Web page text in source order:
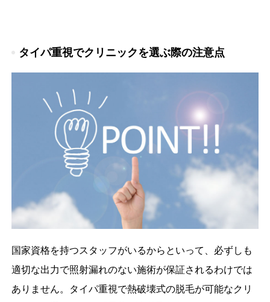
タイパ重視でクリニックを選ぶ際の注意点
国家資格を持つスタッフがいるからといって、必ずしも
適切な出力で照射漏れのない施術が保証されるわけでは
ありません。タイパ重視で熱破壊式の脱毛が可能なクリ